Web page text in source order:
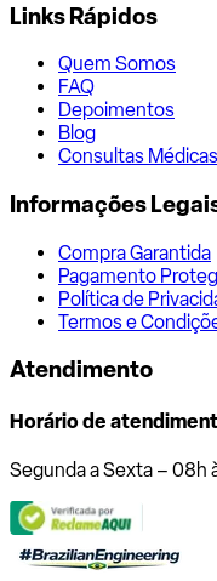
Links Rápidos
Quem Somos
FAQ
Depoimentos
Blog
Consultas Médicas
Informações
Compra Garantida
Pagamento
Política de
Termos e
Atendimento
Horário de
Segunda a Sexta – 08h